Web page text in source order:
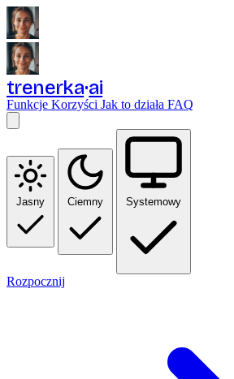
trenerka ai
Funkcje Korzyści Jak to działa FAQ
Jasny Ciemny Systemowy
Rozpocznij